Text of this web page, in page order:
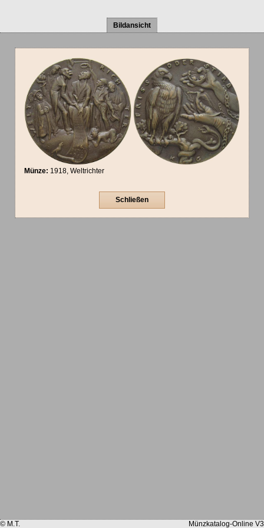
Bildansicht
Münze: 1918, Weltrichter
Schließen
© M.T. Münzkatalog-Online V3